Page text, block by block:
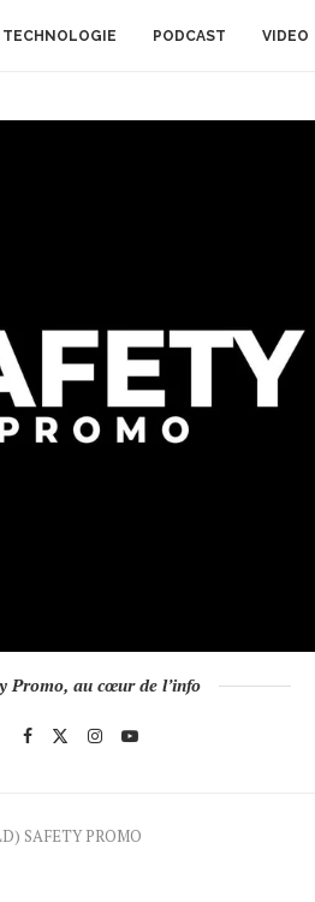
TECHNOLOGIE PODCAST VIDEO
Promo, au cœur de l’info
SAFETY PROMO